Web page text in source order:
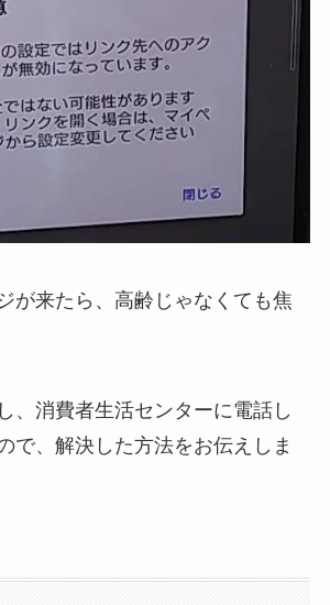
が来たら、高齢じゃなくても焦
、消費者生活センターに電話し
で、解決した方法をお伝えしま